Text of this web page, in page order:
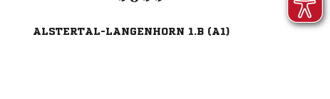
ALSTERTAL-LANGENHORN 1.B (A1)